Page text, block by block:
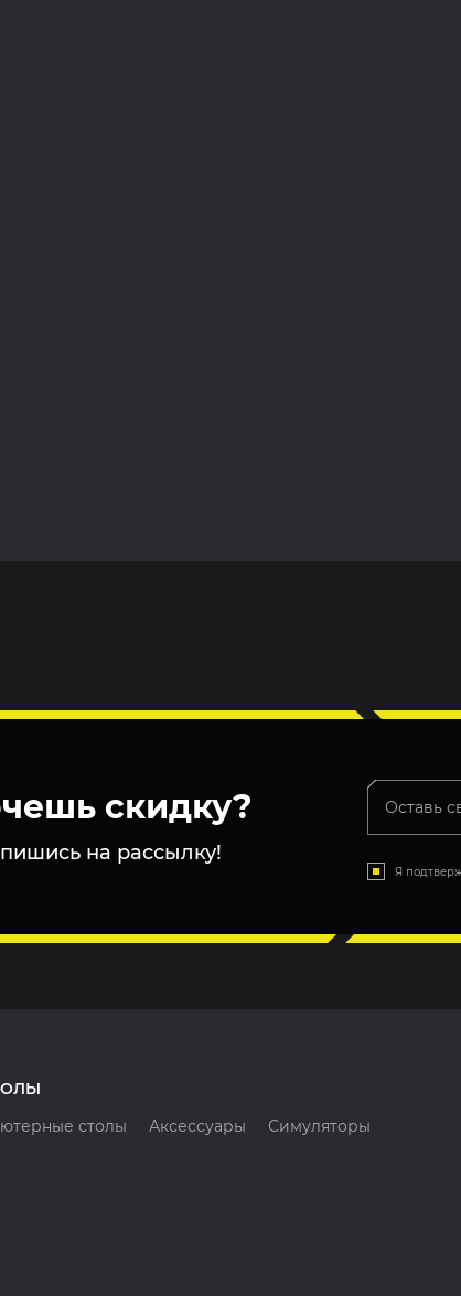
скидку?
на рассылку!
Я
столы Аксессуары
Симуляторы